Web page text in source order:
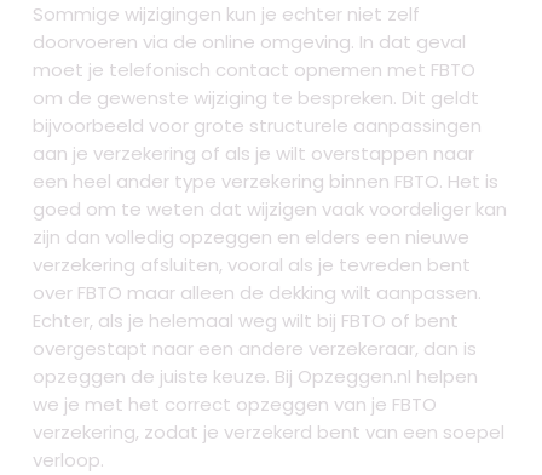
Sommige wijzigingen kun je echter niet zelf
doorvoeren via de online omgeving. In dat geval
moet je telefonisch contact opnemen met FBTO
om de gewenste wijziging te bespreken. Dit geldt
bijvoorbeeld voor grote structurele aanpassingen
aan je verzekering of als je wilt overstappen naar
een heel ander type verzekering binnen FBTO. Het is
goed om te weten dat wijzigen vaak voordeliger kan
zijn dan volledig opzeggen en elders een nieuwe
verzekering afsluiten, vooral als je tevreden bent
over FBTO maar alleen de dekking wilt aanpassen.
Echter, als je helemaal weg wilt bij FBTO of bent
overgestapt naar een andere verzekeraar, dan is
opzeggen de juiste keuze. Bij Opzeggen.nl helpen
we je met het correct opzeggen van je FBTO
verzekering, zodat je verzekerd bent van een soepel
verloop.